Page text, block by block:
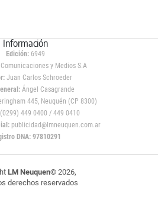
Información
Edición: 6949
y Medios S.A
Juan Carlos Schroeder
Ángel Casagrande
445, Neuquén (CP 8300)
(0299) 449 0400 / 449 0410
publicidad@lmneuquen.com.ar
DNA: 97810291
LM Neuquen© 2026,
derechos reservados